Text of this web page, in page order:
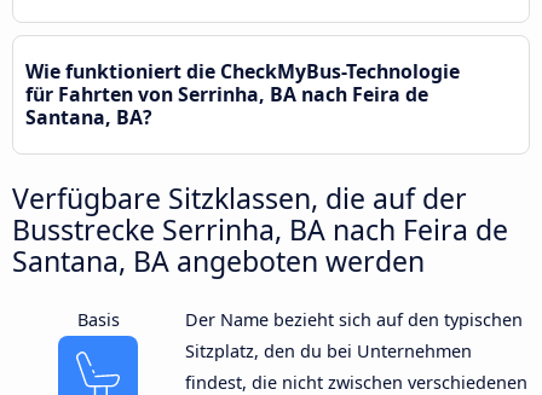
Wie funktioniert die CheckMyBus-Technologie
für Fahrten von Serrinha, BA nach Feira de
Santana, BA?
Verfügbare Sitzklassen, die auf der
Busstrecke Serrinha, BA nach Feira de
Santana, BA angeboten werden
Basis
Der Name bezieht sich auf den typischen
Sitzplatz, den du bei Unternehmen
findest, die nicht zwischen verschiedenen